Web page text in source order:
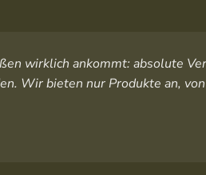
wirklich ankommt: absolute
Wir bieten nur Produkte an,